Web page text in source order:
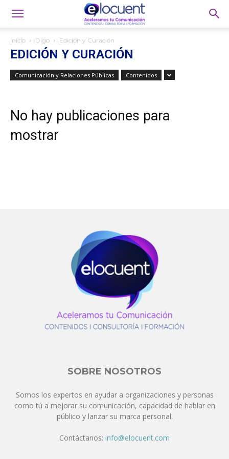
Inicio Digo Edición y Curación
EDICIÓN Y CURACIÓN
Comunicación y Relaciones Públicas Contenidos
No hay publicaciones para
mostrar
SOBRE NOSOTROS
Somos los expertos en ayudar a organizaciones y personas
como tú a mejorar su comunicación, capacidad de hablar en
público y lanzar su marca personal.
Contáctanos: info@elocuent.com